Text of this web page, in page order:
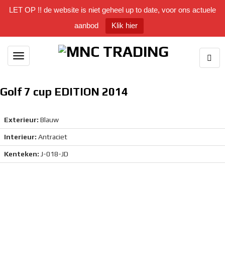
LET OP !! de website is niet geheel up to date, voor ons actuele
aanbod
Klik hier
Toggle
Golf 7 cup EDITION 2014
Exterieur: Blauw
Interieur: Antraciet
Kenteken: J-018-JD